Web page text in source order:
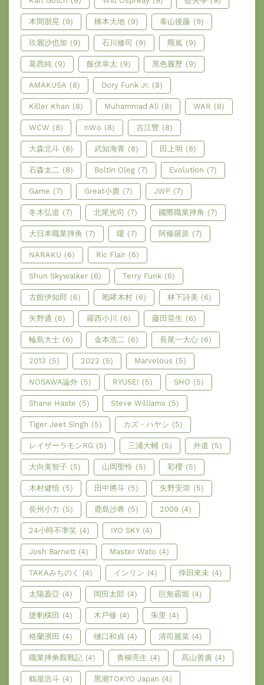
本間朋晃 (9) 橋本大地 (9) 泰山後藤 (9)
玖麗沙也加 (9) 石川修司 (9) 羆嵐 (9)
葛西純 (9) 飯伏幸太 (9) 黑色履歷 (9)
AMAKUSA (8) Dory Funk Jr. (8)
Killer Khan (8) Muhammad Ali (8) WAR (8)
WCW (8) nWo (8) 吉江豐 (8)
大森北斗 (8) 武知海青 (8) 田上明 (8)
石森太二 (8) Boltin Oleg (7) Evolution (7)
Game (7) Great小鹿 (7) JWP (7)
冬木弘道 (7) 北尾光司 (7) 國際職業摔角 (7)
大日本職業摔角 (7) 曙 (7) 阿修羅原 (7)
NARAKU (6) Ric Flair (6)
Shun Skywalker (6) Terry Funk (6)
古館伊知郎 (6) 咆哮木村 (6) 林下詩美 (6)
矢野通 (6) 羅西小川 (6) 藤田晃生 (6)
輪島大士 (6) 金本浩二 (6) 長尾一大心 (6)
2013 (5) 2022 (5) Marvelous (5)
NOSAWA論外 (5) RYUSEI (5) SHO (5)
Shane Haste (5) Steve Williams (5)
Tiger Jeet Singh (5) カズ・ハヤシ (5)
レイザーラモンRG (5) 三浦大輔 (5) 外道 (5)
大向美智子 (5) 山岡聖怜 (5) 彩櫻 (5)
木村健悟 (5) 田中將斗 (5) 矢野安崇 (5)
長州小力 (5) 鹿島沙希 (5) 2009 (4)
24小時不準笑 (4) IYO SKY (4)
Josh Barnett (4) Master Wato (4)
TAKAみちのく (4) インリン (4) 倖田來未 (4)
太陽蓋亞 (4) 岡田太郎 (4) 巨無霸堀 (4)
捷豹橫田 (4) 木戶修 (4) 朱里 (4)
格蘭濱田 (4) 樋口和貞 (4) 清司麗菜 (4)
職業摔角觀戰記 (4) 青柳亮生 (4) 髙山善廣 (4)
鶴屋浩斗 (4) 黑潮TOKYO Japan (4)